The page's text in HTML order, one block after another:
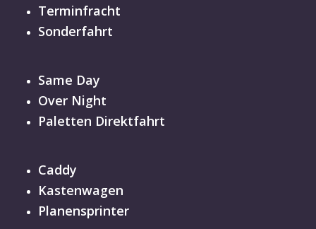
Terminfracht
Sonderfahrt
Same Day
Over Night
Paletten Direktfahrt
Caddy
Kastenwagen
Planensprinter